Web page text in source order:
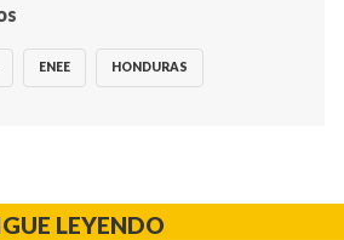
ENEE HONDURAS
LEYENDO